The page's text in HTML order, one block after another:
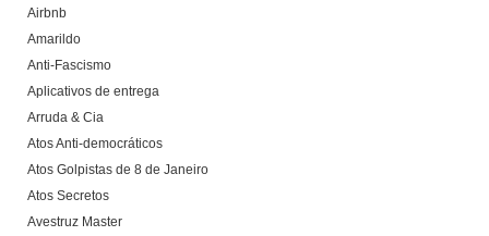
Airbnb
Amarildo
Anti-Fascismo
Aplicativos de entrega
Arruda & Cia
Atos Anti-democráticos
Atos Golpistas de 8 de Janeiro
Atos Secretos
Avestruz Master